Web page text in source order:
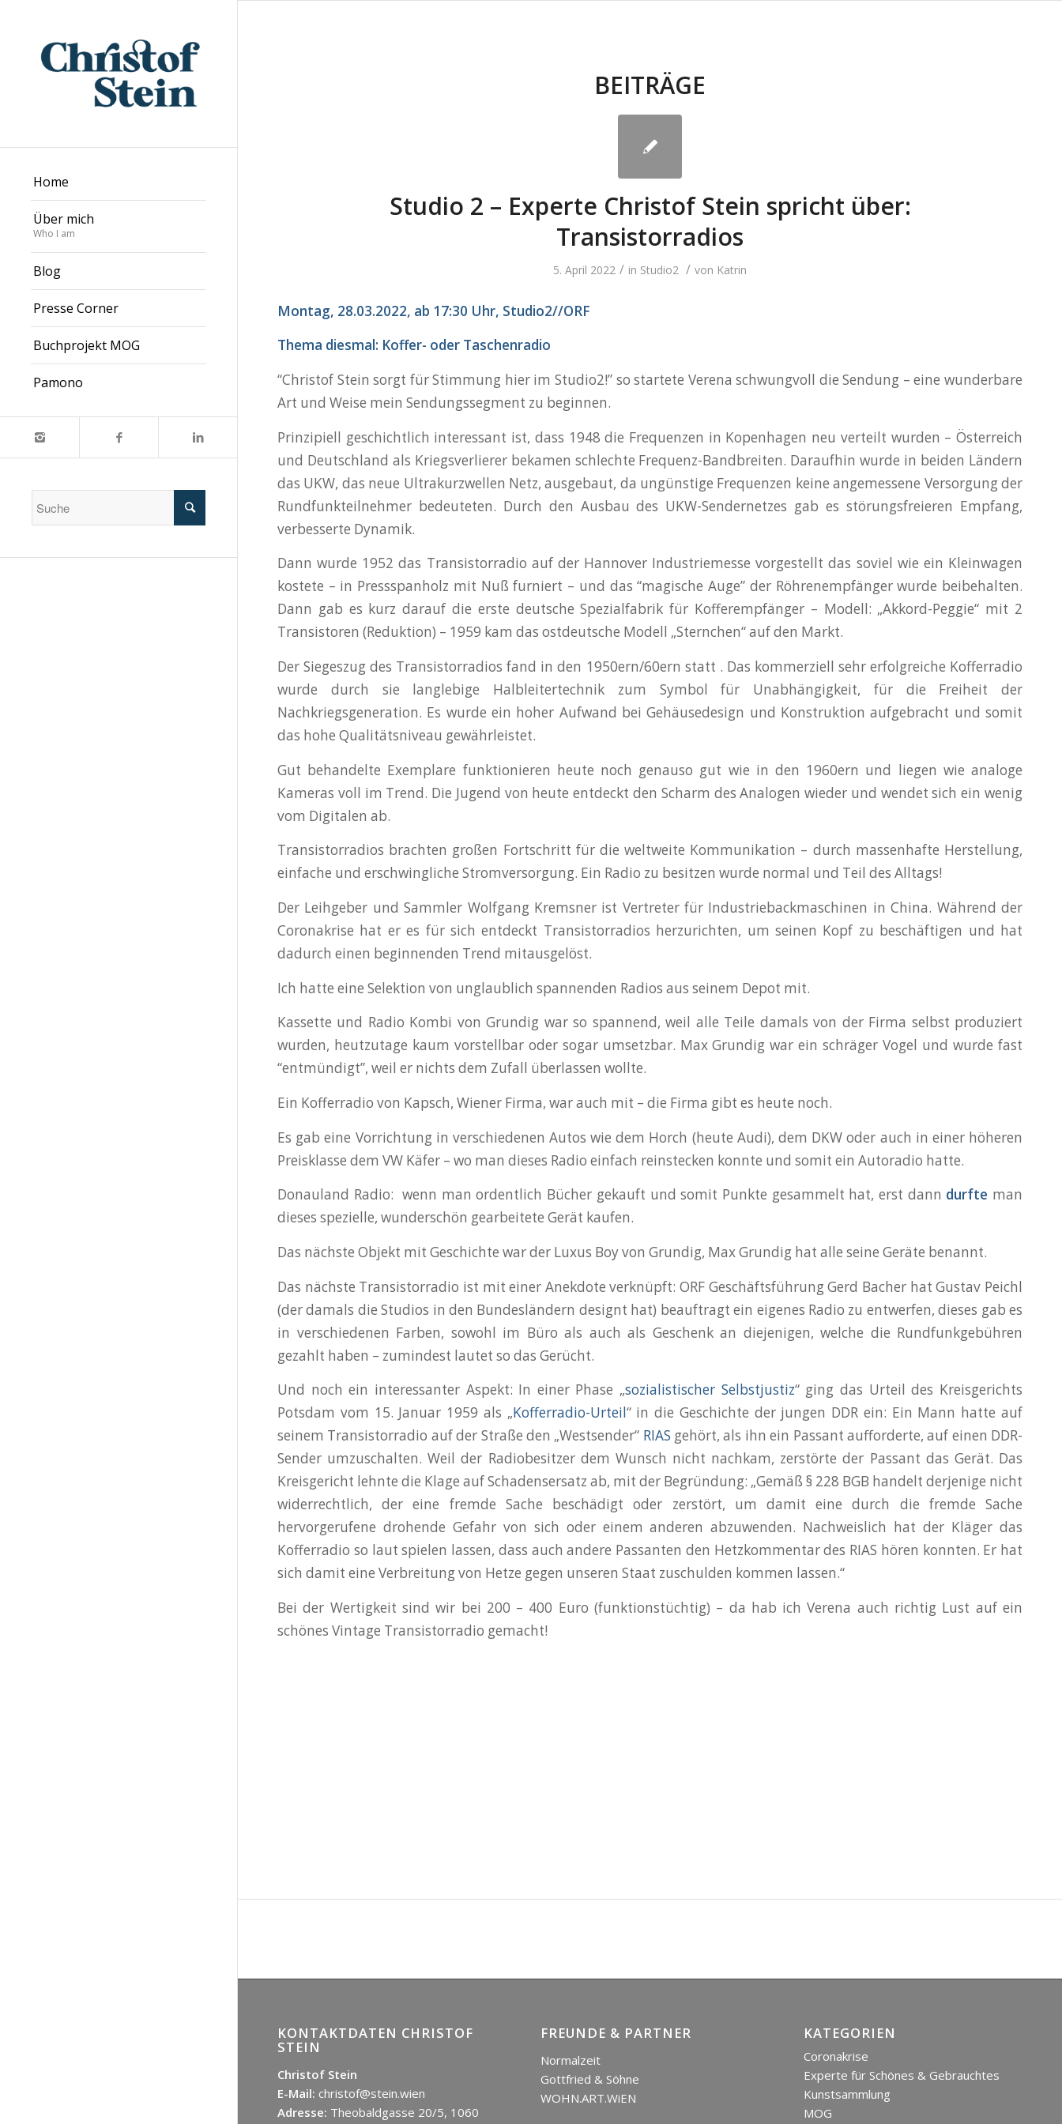
Home
Über mich
Who I am
Blog
Presse Corner
Buchprojekt MOG
Pamono
BEITRÄGE
Studio 2 – Experte Christof Stein spricht über:
Transistorradios
5. April 2022 / in Studio2 / von Katrin
Montag, 28.03.2022, ab 17:30 Uhr, Studio2//ORF
Thema diesmal: Koffer- oder Taschenradio
“Christof Stein sorgt für Stimmung hier im Studio2!” so startete Verena schwungvoll die Sendung – eine wunderbare
Art und Weise mein Sendungssegment zu beginnen.
Prinzipiell geschichtlich interessant ist, dass 1948 die Frequenzen in Kopenhagen neu verteilt wurden – Österreich
und Deutschland als Kriegsverlierer bekamen schlechte Frequenz-Bandbreiten. Daraufhin wurde in beiden Ländern
das UKW, das neue Ultrakurzwellen Netz, ausgebaut, da ungünstige Frequenzen keine angemessene Versorgung der
Rundfunkteilnehmer bedeuteten. Durch den Ausbau des UKW-Sendernetzes gab es störungsfreieren Empfang,
verbesserte Dynamik.
Dann wurde 1952 das Transistorradio auf der Hannover Industriemesse vorgestellt das soviel wie ein Kleinwagen
kostete – in Pressspanholz mit Nuß furniert – und das “magische Auge” der Röhrenempfänger wurde beibehalten.
Dann gab es kurz darauf die erste deutsche Spezialfabrik für Kofferempfänger – Modell: „Akkord-Peggie“ mit 2
Transistoren (Reduktion) – 1959 kam das ostdeutsche Modell „Sternchen“ auf den Markt.
Der Siegeszug des Transistorradios fand in den 1950ern/60ern statt . Das kommerziell sehr erfolgreiche Kofferradio
wurde durch sie langlebige Halbleitertechnik zum Symbol für Unabhängigkeit, für die Freiheit der
Nachkriegsgeneration. Es wurde ein hoher Aufwand bei Gehäusedesign und Konstruktion aufgebracht und somit
das hohe Qualitätsniveau gewährleistet.
Gut behandelte Exemplare funktionieren heute noch genauso gut wie in den 1960ern und liegen wie analoge
Kameras voll im Trend. Die Jugend von heute entdeckt den Scharm des Analogen wieder und wendet sich ein wenig
vom Digitalen ab.
Transistorradios brachten großen Fortschritt für die weltweite Kommunikation – durch massenhafte Herstellung,
einfache und erschwingliche Stromversorgung. Ein Radio zu besitzen wurde normal und Teil des Alltags!
Der Leihgeber und Sammler Wolfgang Kremsner ist Vertreter für Industriebackmaschinen in China. Während der
Coronakrise hat er es für sich entdeckt Transistorradios herzurichten, um seinen Kopf zu beschäftigen und hat
dadurch einen beginnenden Trend mitausgelöst.
Ich hatte eine Selektion von unglaublich spannenden Radios aus seinem Depot mit.
Kassette und Radio Kombi von Grundig war so spannend, weil alle Teile damals von der Firma selbst produziert
wurden, heutzutage kaum vorstellbar oder sogar umsetzbar. Max Grundig war ein schräger Vogel und wurde fast
“entmündigt”, weil er nichts dem Zufall überlassen wollte.
Ein Kofferradio von Kapsch, Wiener Firma, war auch mit – die Firma gibt es heute noch.
Es gab eine Vorrichtung in verschiedenen Autos wie dem Horch (heute Audi), dem DKW oder auch in einer höheren
Preisklasse dem VW Käfer – wo man dieses Radio einfach reinstecken konnte und somit ein Autoradio hatte.
Donauland Radio: wenn man ordentlich Bücher gekauft und somit Punkte gesammelt hat, erst dann durfte man
dieses spezielle, wunderschön gearbeitete Gerät kaufen.
Das nächste Objekt mit Geschichte war der Luxus Boy von Grundig, Max Grundig hat alle seine Geräte benannt.
Das nächste Transistorradio ist mit einer Anekdote verknüpft: ORF Geschäftsführung Gerd Bacher hat Gustav Peichl
(der damals die Studios in den Bundesländern designt hat) beauftragt ein eigenes Radio zu entwerfen, dieses gab es
in verschiedenen Farben, sowohl im Büro als auch als Geschenk an diejenigen, welche die Rundfunkgebühren
gezahlt haben – zumindest lautet so das Gerücht.
Und noch ein interessanter Aspekt: In einer Phase „sozialistischer Selbstjustiz“ ging das Urteil des Kreisgerichts
Potsdam vom 15. Januar 1959 als „Kofferradio-Urteil“ in die Geschichte der jungen DDR ein: Ein Mann hatte auf
seinem Transistorradio auf der Straße den „Westsender“ RIAS gehört, als ihn ein Passant aufforderte, auf einen DDR-
Sender umzuschalten. Weil der Radiobesitzer dem Wunsch nicht nachkam, zerstörte der Passant das Gerät. Das
Kreisgericht lehnte die Klage auf Schadensersatz ab, mit der Begründung: „Gemäß § 228 BGB handelt derjenige nicht
widerrechtlich, der eine fremde Sache beschädigt oder zerstört, um damit eine durch die fremde Sache
hervorgerufene drohende Gefahr von sich oder einem anderen abzuwenden. Nachweislich hat der Kläger das
Kofferradio so laut spielen lassen, dass auch andere Passanten den Hetzkommentar des RIAS hören konnten. Er hat
sich damit eine Verbreitung von Hetze gegen unseren Staat zuschulden kommen lassen.“
Bei der Wertigkeit sind wir bei 200 – 400 Euro (funktionstüchtig) – da hab ich Verena auch richtig Lust auf ein
schönes Vintage Transistorradio gemacht!
KONTAKTDATEN CHRISTOF
STEIN
Christof Stein
E-Mail: christof@stein.wien
Adresse: Theobaldgasse 20/5, 1060
FREUNDE & PARTNER
Normalzeit
Gottfried & Söhne
WOHN.ART.WiEN
KATEGORIEN
Coronakrise
Experte für Schönes & Gebrauchtes
Kunstsammlung
MOG